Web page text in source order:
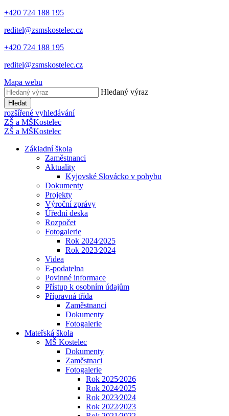
+420 724 188 195
reditel@zsmskostelec.cz
+420 724 188 195
reditel@zsmskostelec.cz
Mapa webu
Hledaný výraz
Hledat
rozšířené vyhledávání
ZŠ a MŠKostelec
ZŠ a MŠKostelec
Základní škola
Zaměstnanci
Aktuality
Kyjovské Slovácko v pohybu
Dokumenty
Projekty
Výroční zprávy
Úřední deska
Rozpočet
Fotogalerie
Rok 2024⁄2025
Rok 2023⁄2024
Videa
E-podatelna
Povinné informace
Přístup k osobním údajům
Přípravná třída
Zaměstnanci
Dokumenty
Fotogalerie
Mateřská škola
MŠ Kostelec
Dokumenty
Zaměstnaci
Fotogalerie
Rok 2025⁄2026
Rok 2024⁄2025
Rok 2023⁄2024
Rok 2022⁄2023